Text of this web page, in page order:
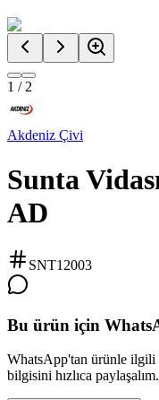
1 / 2
Akdeniz Çivi
Sunta
AD
SNT12003
Bu ürün için
WhatsApp'tan ürünle ilgili
bilgisini hızlıca paylaşalım.